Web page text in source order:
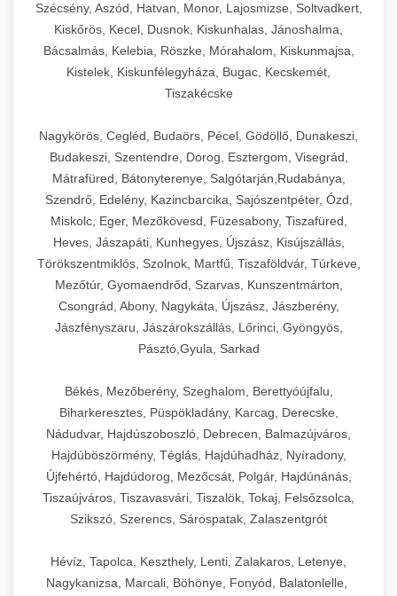
Szécsény, Aszód, Hatvan, Monor, Lajosmizse, Soltvadkert,
Kiskőrös, Kecel, Dusnok, Kiskunhalas, Jánoshalma,
Bácsalmás, Kelebia, Röszke, Mórahalom, Kiskunmajsa,
Kistelek, Kiskunfélegyháza, Bugac, Kecskemét,
Tiszakécske
Nagykörös, Cegléd, Budaörs, Pécel, Gödöllő, Dunakeszi,
Budakeszi, Szentendre, Dorog, Esztergom, Visegrád,
Mátrafüred, Bátonyterenye, Salgótarján,Rudabánya,
Szendrő, Edelény, Kazincbarcika, Sajószentpéter, Ózd,
Miskolc, Eger, Mezőkövesd, Füzesabony, Tiszafüred,
Heves, Jászapáti, Kunhegyes, Újszász, Kisújszállás,
Törökszentmiklós, Szolnok, Martfű, Tiszaföldvár, Túrkeve,
Mezőtúr, Gyomaendrőd, Szarvas, Kunszentmárton,
Csongrád, Abony, Nagykáta, Újszász, Jászberény,
Jászfényszaru, Jászárokszállás, Lőrinci, Gyöngyös,
Pásztó,Gyula, Sarkad
Békés, Mezőberény, Szeghalom, Berettyóújfalu,
Biharkeresztes, Püspökladány, Karcag, Derecske,
Nádudvar, Hajdúszoboszló, Debrecen, Balmazújváros,
Hajdúböszörmény, Téglás, Hajdúhadház, Nyíradony,
Újfehértó, Hajdúdorog, Mezőcsát, Polgár, Hajdúnánás,
Tiszaújváros, Tiszavasvári, Tiszalök, Tokaj, Felsőzsolca,
Szikszó, Szerencs, Sárospatak, Zalaszentgrót
Hévíz, Tapolca, Keszthely, Lenti, Zalakaros, Letenye,
Nagykanizsa, Marcali, Böhönye, Fonyód, Balatonlelle,